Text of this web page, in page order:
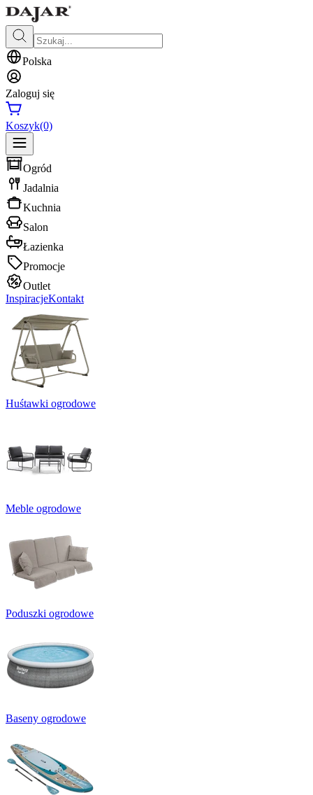
Polska
Zaloguj się
Koszyk(0)
Ogród
Jadalnia
Kuchnia
Salon
Łazienka
Promocje
Outlet
InspiracjeKontakt
Huśtawki ogrodowe
Meble ogrodowe
Poduszki ogrodowe
Baseny ogrodowe